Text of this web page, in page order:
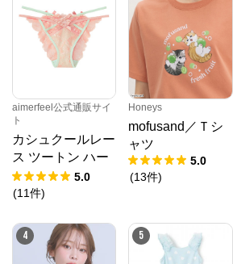
aimerfeel公式通販サイ
ト
カシュクールレー
ス ツートン ハー
フバックショーツ
5.0
(11件)
Honeys
mofusand／Ｔシ
ャツ
5.0
(13件)
4 5
Honeys
公式ECサイト
※外部サイトが開きます
ックからトレンドまで、様々なアイテ
てます！幅広く着れるお気に入りの１
んか？